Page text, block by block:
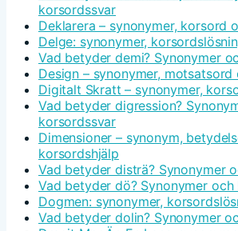
korsordssvar
Deklarera – synonymer, korsord
Delge: synonymer,
Vad betyder demi? Synonymer
Design – synonymer,
Digitalt Skratt – synonymer,
Vad betyder digression?
korsordssvar
Dimensioner – synonym,
korsordshjälp
Vad betyder disträ? Synonymer
Vad betyder dö? Synonymer
Dogmen: synonymer,
Vad betyder dolin? Synonymer